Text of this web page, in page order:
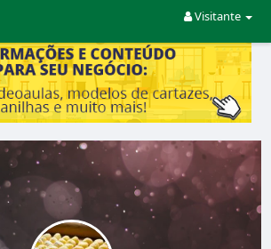
Visitante